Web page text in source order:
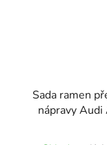
Sada ramen
nápravy Audi